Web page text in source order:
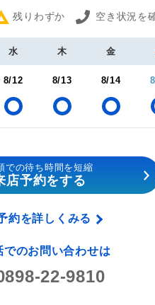
残りわずか 空き状況を
水 木 金
8/12 8/13 8/14
での待ち時間を短縮
店予約をする
約を詳しくみる
でのお問い合わせは
22-9810